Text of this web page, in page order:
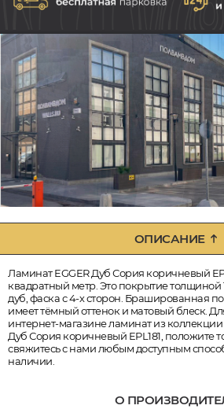
ОПИСАНИЕ
Ламинат EGGER Дуб Сория коричневый
квадратный метр. Это покрытие толщиной
дуб, фаска с 4-х сторон. Брашированная
имеет тёмный оттенок и матовый блеск.
интернет-магазине ламинат из коллекции
Дуб Сория коричневый EPL181, положите
свяжитесь с нами любым доступным
наличии.
О